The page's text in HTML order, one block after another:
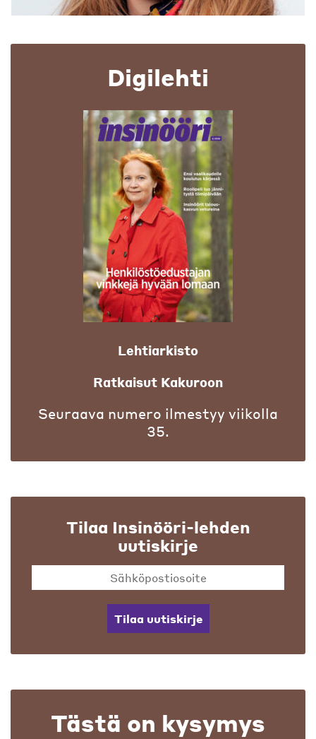
Digilehti
Lehtiarkisto
Ratkaisut Kakuroon
Seuraava numero ilmestyy viikolla
35.
Tilaa Insinööri-lehden
uutiskirje
Tilaa uutiskirje
Tästä on kysymys